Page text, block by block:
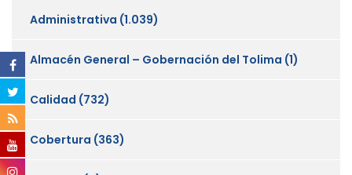
Administrativa (1.039)
Almacén General – Gobernación del Tolima (1)
Calidad (732)
Cobertura (363)